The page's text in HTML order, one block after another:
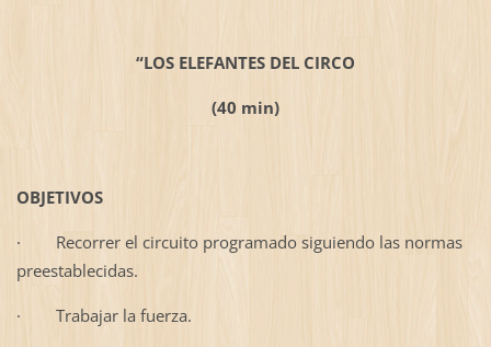
“LOS ELEFANTES DEL CIRCO
(40 min)
OBJETIVOS
·
Recorrer el circuito programado siguiendo las normas
preestablecidas.
· Trabajar la fuerza.